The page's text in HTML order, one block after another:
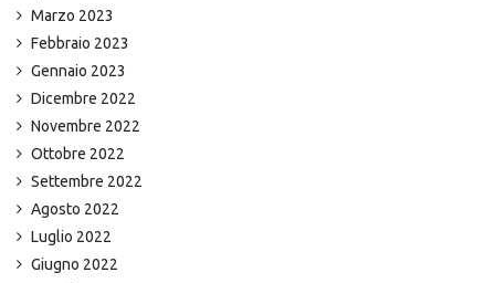
Marzo 2023
Febbraio 2023
Gennaio 2023
Dicembre 2022
Novembre 2022
Ottobre 2022
Settembre 2022
Agosto 2022
Luglio 2022
Giugno 2022